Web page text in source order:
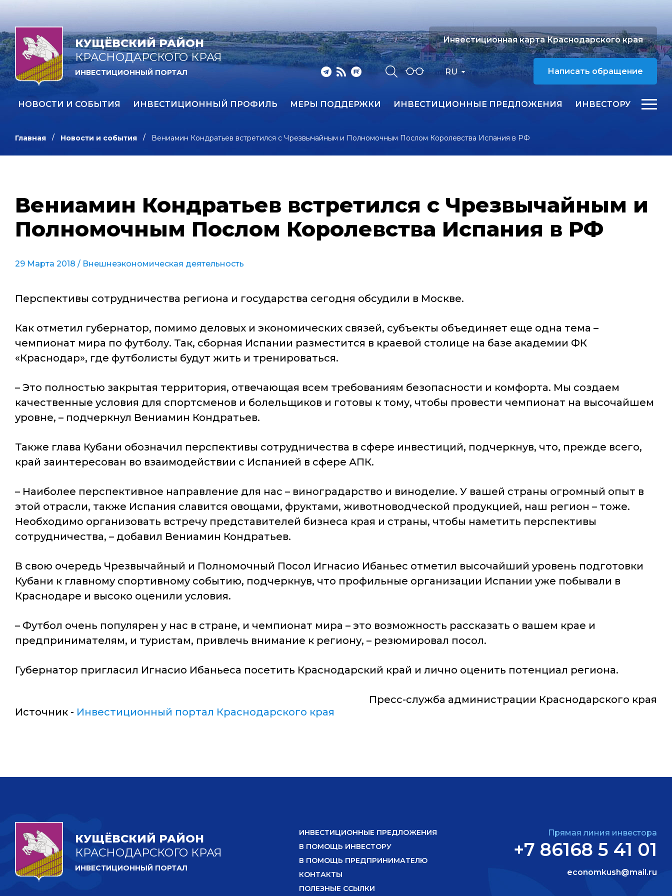
КУЩЁВСКИЙ РАЙОН
КРАСНОДАРСКОГО КРАЯ
ИНВЕСТИЦИОННЫЙ ПОРТАЛ RU
Инвестиционная карта Краснодарского края
Написать обращение
НОВОСТИ И СОБЫТИЯ ИНВЕСТИЦИОННЫЙ ПРОФИЛЬ МЕРЫ ПОДДЕРЖКИ ИНВЕСТИЦИОННЫЕ ПРЕДЛОЖЕНИЯ ИНВЕСТОРУ
Главная Новости и события Вениамин Кондратьев встретился с Чрезвычайным и Полномочным Послом Королевства Испания в РФ
Вениамин Кондратьев встретился с Чрезвычайным и
Полномочным Послом Королевства Испания в РФ
29 Марта 2018 / Внешнеэкономическая деятельность
Перспективы сотрудничества региона и государства сегодня обсудили в Москве.
Как отметил губернатор, помимо деловых и экономических связей, субъекты объединяет еще одна тема –
чемпионат мира по футболу. Так, сборная Испании разместится в краевой столице на базе академии ФК
«Краснодар», где футболисты будут жить и тренироваться.
– Это полностью закрытая территория, отвечающая всем требованиям безопасности и комфорта. Мы создаем
качественные условия для спортсменов и болельщиков и готовы к тому, чтобы провести чемпионат на высочайшем
уровне, – подчеркнул Вениамин Кондратьев.
Также глава Кубани обозначил перспективы сотрудничества в сфере инвестиций, подчеркнув, что, прежде всего,
край заинтересован во взаимодействии с Испанией в сфере АПК.
– Наиболее перспективное направление для нас – виноградарство и виноделие. У вашей страны огромный опыт в
этой отрасли, также Испания славится овощами, фруктами, животноводческой продукцией, наш регион – тоже.
Необходимо организовать встречу представителей бизнеса края и страны, чтобы наметить перспективы
сотрудничества, – добавил Вениамин Кондратьев.
В свою очередь Чрезвычайный и Полномочный Посол Игнасио Ибаньес отметил высочайший уровень подготовки
Кубани к главному спортивному событию, подчеркнув, что профильные организации Испании уже побывали в
Краснодаре и высоко оценили условия.
– Футбол очень популярен у нас в стране, и чемпионат мира – это возможность рассказать о вашем крае и
предпринимателям, и туристам, привлечь внимание к региону, – резюмировал посол.
Губернатор пригласил Игнасио Ибаньеса посетить Краснодарский край и лично оценить потенциал региона.
Пресс-служба администрации Краснодарского края
Источник - Инвестиционный портал Краснодарского края
КУЩЁВСКИЙ РАЙОН
КРАСНОДАРСКОГО КРАЯ
ИНВЕСТИЦИОННЫЙ ПОРТАЛ
ИНВЕСТИЦИОННЫЕ ПРЕДЛОЖЕНИЯ
В ПОМОЩЬ ИНВЕСТОРУ
В ПОМОЩЬ ПРЕДПРИНИМАТЕЛЮ
КОНТАКТЫ
ПОЛЕЗНЫЕ ССЫЛКИ
Прямая линия инвестора
+7 86168 5 41 01
economkush@mail.ru